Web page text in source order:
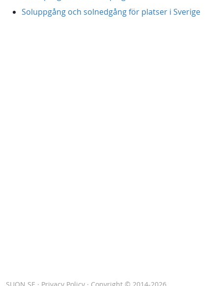
Soluppgång och solnedgång för platser i Sverige